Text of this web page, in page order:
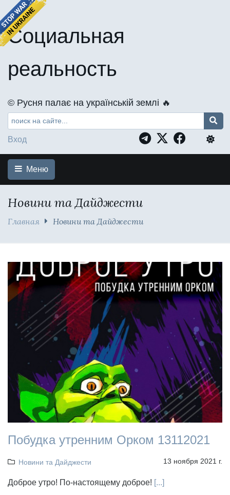
Социальная
реальность
©️ Русня палає на українській землі 🔥
Вход
Меню
Новини та Дайджести
Главная Новини та Дайджести
Побудка утренним Орком 13112021
Новини та Дайджести 13 ноября 2021 г.
Доброе утро! По-настоящему доброе! [...]